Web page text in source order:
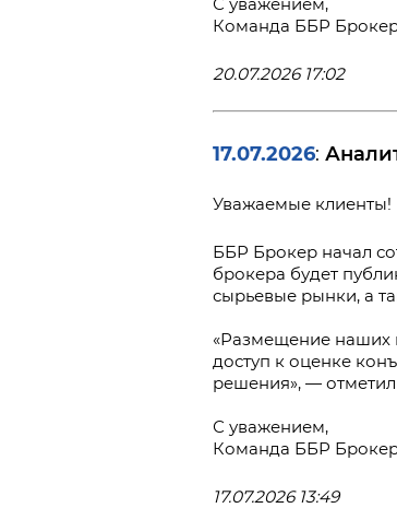
Команда ББР
20.07.2026 17:02
17.07.2026:
Уважаемые клиенты!
ББР Брокер начал
брокера будет
сырьевые рынки, а
«Размещение наших
доступ к оценке
решения», —
С уважением,
Команда ББР
17.07.2026 13:49